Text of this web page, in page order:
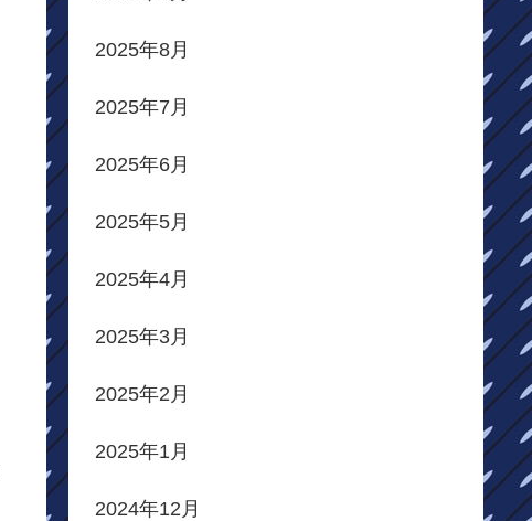
2025年8月
2025年7月
2025年6月
2025年5月
2025年4月
2025年3月
2025年2月
2025年1月
2024年12月